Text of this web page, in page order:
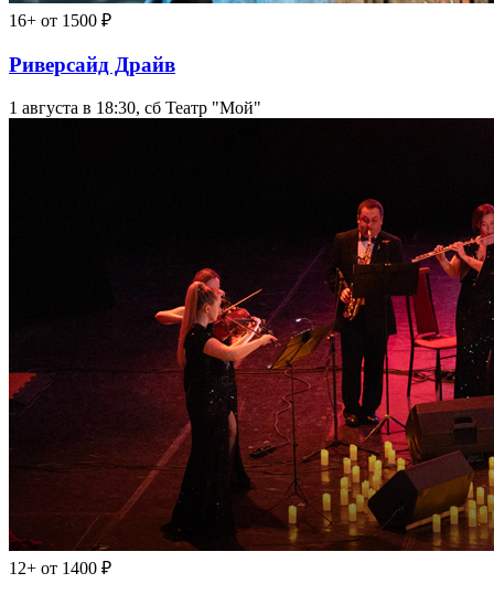
16+ от 1500 ₽
Риверсайд Драйв
1 августа в 18:30, сб Театр "Мой"
12+ от 1400 ₽